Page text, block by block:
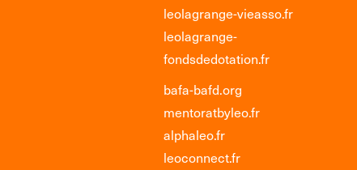
leolagrange-vieasso.fr
leolagrange-
fondsdedotation.fr
bafa-bafd.org
mentoratbyleo.fr
alphaleo.fr
leoconnect.fr